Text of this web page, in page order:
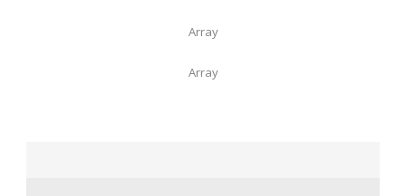
Array
Array